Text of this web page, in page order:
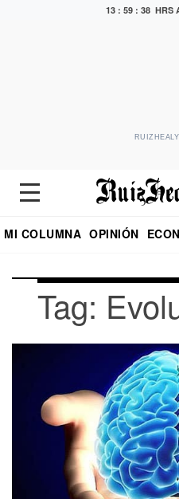
13 : 59 : 38 HRS
MI COLUMNA OPINIÓN
Tag: